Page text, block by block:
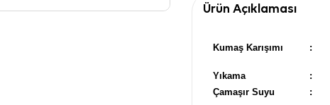
Ürün Açıklaması
Kumaş Karışımı :
Yıkama
:
Çamaşır Suyu
: